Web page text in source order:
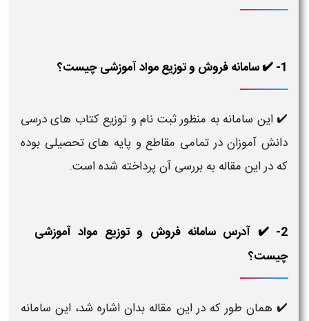
1- ✔️ سامانه فروش و توزیع مواد آموزشی چیست؟
✔️ این سامانه به منظور ثبت نام و توزیع کتاب های درسی
دانش آموزان در تمامی مقاطع و پایه های تحصیلی بوده
که در این مقاله به بررسی آن پرداخته شده است.
2- ✔️ آدرس سامانه فروش و توزیع مواد آموزشی
چیست؟
✔️ همان طور که در این مقاله بدان اشاره شد، این سامانه